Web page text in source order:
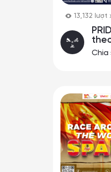
13,132 lượt
Chia